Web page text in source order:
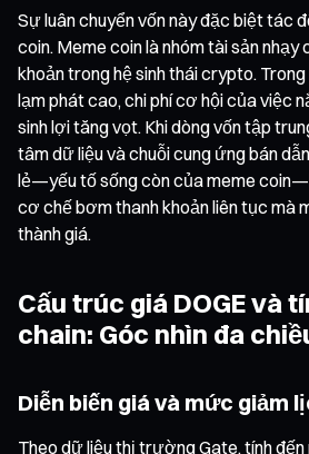
Sự luân chuyển vốn này đặc biệt tác
coin. Meme coin là nhóm tài sản nhạy
khoản trong hệ sinh thái crypto.
lạm phát cao, chi phí cơ hội của việc
sinh lợi tăng vọt. Khi dòng vốn tập
tâm dữ liệu và chuỗi cung ứng bán
lẻ—yếu tố sống còn của meme
cơ chế bơm thanh khoản liên tục mà
thành giá.
Cấu trúc giá DOGE và
chain: Góc nhìn đa
Diễn biến giá và mức giảm
Theo dữ liệu thị trường Gate, tính đến